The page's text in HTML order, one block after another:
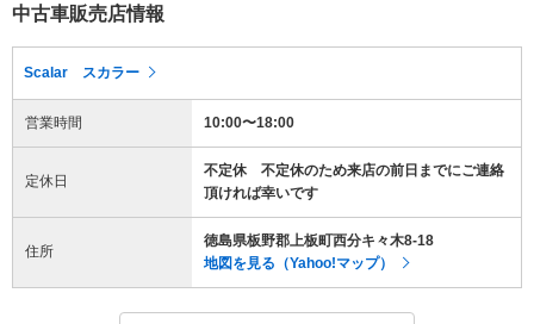
中古車販売店情報
Scalar スカラー
営業時間 10:00〜18:00
定休日
不定休 不定休のため来店の前日までにご連絡
頂ければ幸いです
住所
徳島県板野郡上板町西分キ々木8-18
地図を見る（Yahoo!マップ）